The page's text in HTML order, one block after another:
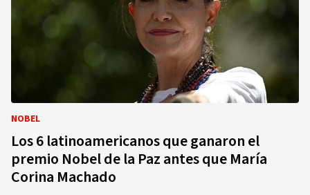
NOBEL
Los 6 latinoamericanos que ganaron el
premio Nobel de la Paz antes que María
Corina Machado